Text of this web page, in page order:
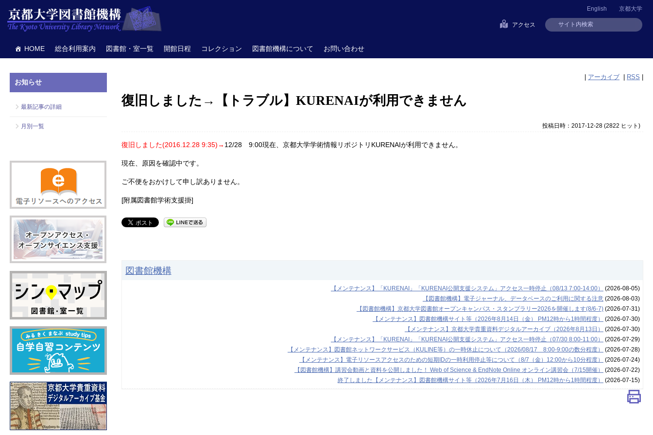
京都大学
English
アクセス
HOME 総合利用案内 図書館・室一覧 開館日程 コレクション 図書館機構について お問い合わせ
| アーカイブ | RSS |
復旧しました→【トラブル】KURENAIが利用できません
投稿日時：2017-12-28(2822 ヒット )
復旧しました(2016.12.28 9:35)→ 12/28 9:00現在、京都大学学術情報リポジトリKURENAIが利用できません。
現在、原因を確認中です。
ご不便をおかけして申し訳ありません。
[附属図書館学術支援掛]
図書館機構
【メンテナンス】「KURENAI」「KURENAI公開支援システム」アクセス一時停止（08/13 7:00-14:00）
(2026-08-05)
【図書館機構】電子ジャーナル、データベースのご利用に関する注意(2026-08-03)
【図書館機構】京都大学図書館オープンキャンパス・スタンプラリー2026を開催します(8/6-7)(2026-07-31)
【メンテナンス】図書館機構サイト等（2026年8月14日（金） PM12時から1時間程度）
(2026-07-30)
【メンテナンス】京都大学貴重資料デジタルアーカイブ（2026年8月13日）
(2026-07-30)
【メンテナンス】「KURENAI」「KURENAI公開支援システム」アクセス一時停止（07/30 8:00-11:00）
(2026-07-29)
【メンテナンス】図書館ネットワークサービス（KULINE等）の一時休止について（2026/08/17 8:00-9:00の数分程度）
(2026-07-28)
【メンテナンス】電子リソースアクセスのための短期IDの一時利用停止等について（8/7（金）12:00から10分程度）
(2026-07-24)
【図書館機構】講習会動画と資料を公開しました！ Web of Science & EndNote Online オンライン講習会（7/15開催）
(2026-07-22)
終了しました【メンテナンス】図書館機構サイト等（2026年7月16日（木） PM12時から1時間程度）
(2026-07-15)
お知らせ
最新記事の詳細
月別一覧